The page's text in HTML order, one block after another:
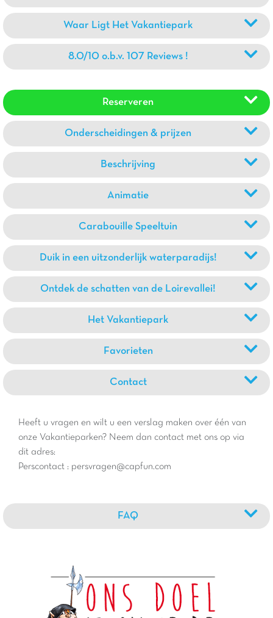
Waar Ligt Het Vakantiepark
8.0/10 o.b.v. 107 Reviews !
Reserveren
Onderscheidingen & prijzen
Beschrijving
Animatie
Carabouille Speeltuin
Duik in een uitzonderlijk waterparadijs!
Ontdek de schatten van de Loirevallei!
Het Vakantiepark
Favorieten
Contact
Heeft u vragen en wilt u een verslag maken over één van
onze Vakantieparken? Neem dan contact met ons op via
dit adres:
Perscontact : persvragen@capfun.com
FAQ